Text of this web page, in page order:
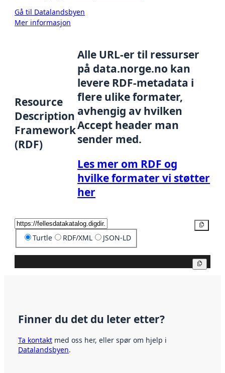
Gå til Datalandsbyen
Mer informasjon
Resource
Description
Framework
(RDF)
Alle URL-er til ressurser
på data.norge.no kan
levere RDF-metadata i
flere ulike formater,
avhengig av hvilken
Accept header man
sender med.
Les mer om RDF og
hvilke formater vi støtter
her
Turtle RDF/XML JSON-LD
Finner du det du leter etter?
Ta kontakt med oss her, eller spør om hjelp i
Datalandsbyen.